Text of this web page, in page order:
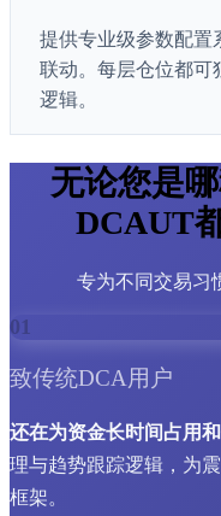
提供专业级参数配置
联动。每层仓位都可
逻辑。
无论您是
DCAUT
专为不同交易习
01
致传统DCA用户
还在为资金长时间占用
理与趋势跟踪逻辑，为
框架。